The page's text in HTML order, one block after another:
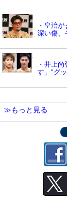
・皇治
深い傷、
・井上
す」”グ
≫もっと見る